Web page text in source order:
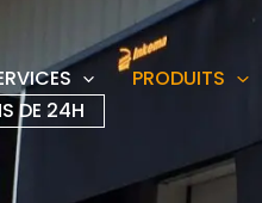
PRODUITS
DE 24H